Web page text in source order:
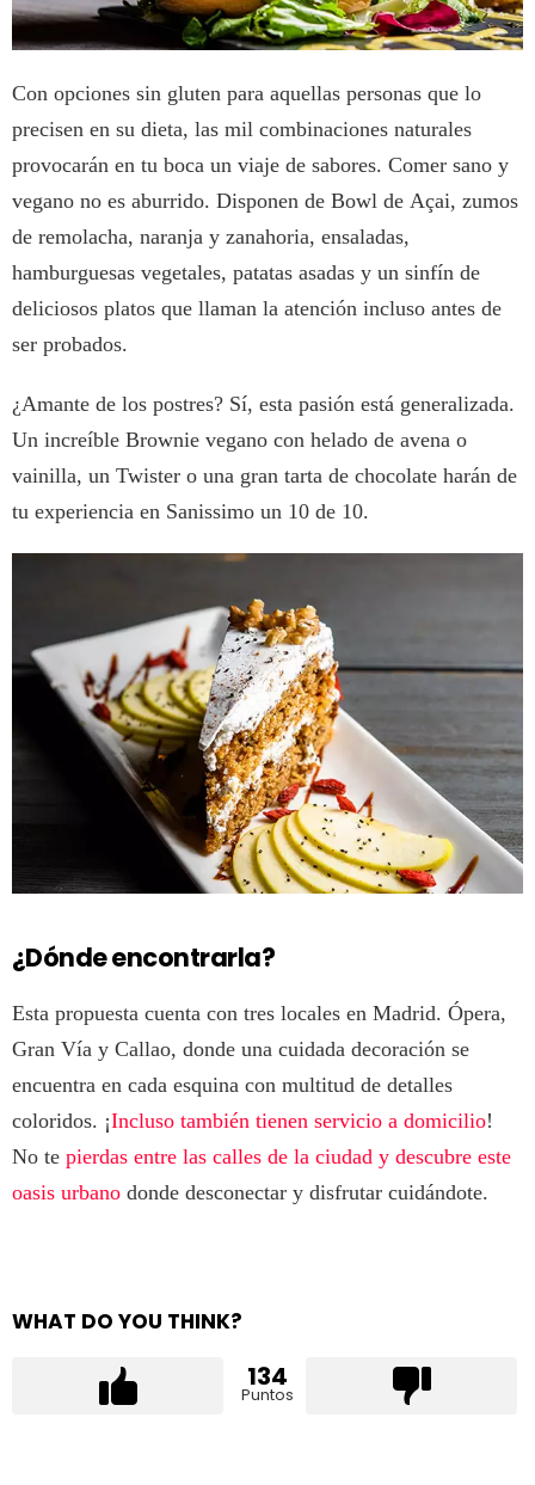
Con opciones sin gluten para aquellas personas que lo
precisen en su dieta, las mil combinaciones naturales
provocarán en tu boca un viaje de sabores. Comer sano y
vegano no es aburrido. Disponen de Bowl de Açai, zumos
de remolacha, naranja y zanahoria, ensaladas,
hamburguesas vegetales, patatas asadas y un sinfín de
deliciosos platos que llaman la atención incluso antes de
ser probados.
¿Amante de los postres? Sí, esta pasión está generalizada.
Un increíble Brownie vegano con helado de avena o
vainilla, un Twister o una gran tarta de chocolate harán de
tu experiencia en Sanissimo un 10 de 10.
¿Dónde encontrarla?
Esta propuesta cuenta con tres locales en Madrid. Ópera,
Gran Vía y Callao, donde una cuidada decoración se
encuentra en cada esquina con multitud de detalles
coloridos. ¡Incluso también tienen servicio a domicilio!
No te pierdas entre las calles de la ciudad y descubre este
oasis urbano donde desconectar y disfrutar cuidándote.
WHAT DO YOU THINK?
134
Puntos